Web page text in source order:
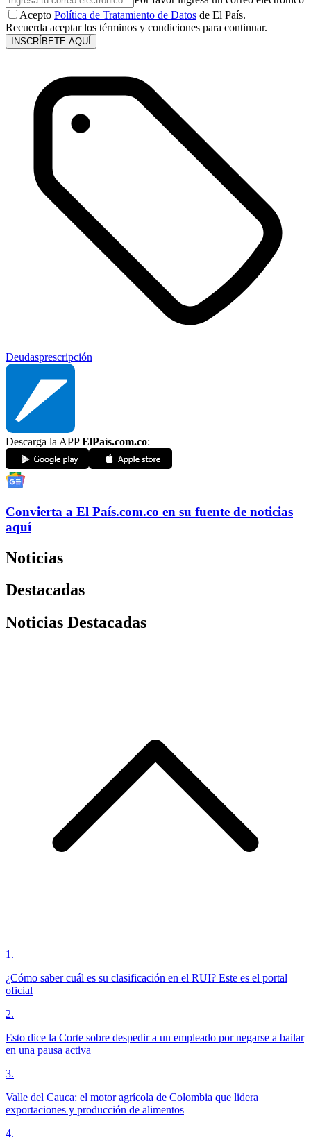
Acepto Política de Tratamiento de Datos de El País.
Recuerda aceptar los términos y condiciones para continuar.
INSCRÍBETE AQUÍ
Deudasprescripción
Descarga la APPElPaís.com.co:
Convierta a El País.com.co en su fuente de noticias
aquí
Noticias
Destacadas
Noticias Destacadas
1 .
¿Cómo saber cuál es su clasificación en el RUI? Este es el portal
oficial
2.
Esto dice la Corte sobre despedir a un empleado por negarse a bailar
en una pausa activa
3.
Valle del Cauca: el motor agrícola de Colombia que lidera
exportaciones y producción de alimentos
4.